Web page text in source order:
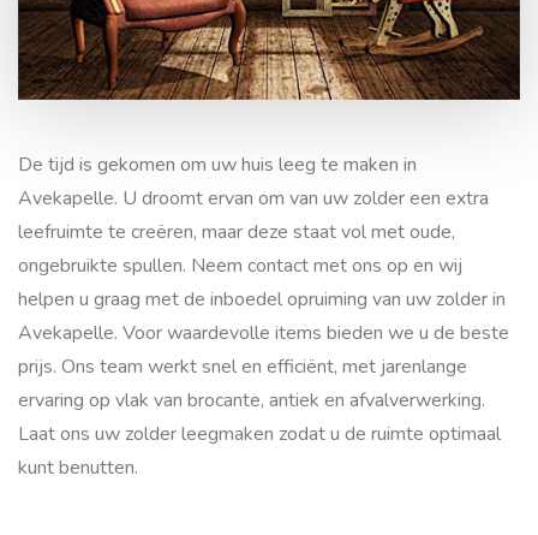
Zolder leegmaken en
opruimen in Avekapelle
De tijd is gekomen om uw huis leeg te maken in
Avekapelle. U droomt ervan om van uw zolder een extra
leefruimte te creëren, maar deze staat vol met oude,
ongebruikte spullen. Neem contact met ons op en wij
helpen u graag met de inboedel opruiming van uw zolder in
Avekapelle. Voor waardevolle items bieden we u de beste
prijs. Ons team werkt snel en efficiënt, met jarenlange
ervaring op vlak van brocante, antiek en afvalverwerking.
Laat ons uw zolder leegmaken zodat u de ruimte optimaal
kunt benutten.